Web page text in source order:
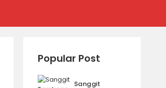
Popular Post
Sanggit